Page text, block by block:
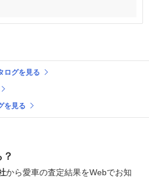
ログを見る
を見る
から愛車の査定結果をWebでお知